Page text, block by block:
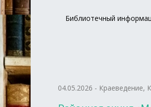
Библиотечный
04.05.2026 - Краеведение,